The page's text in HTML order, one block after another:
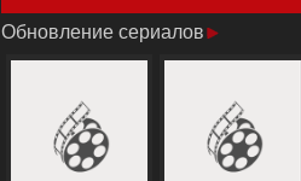
Обновление сериалов